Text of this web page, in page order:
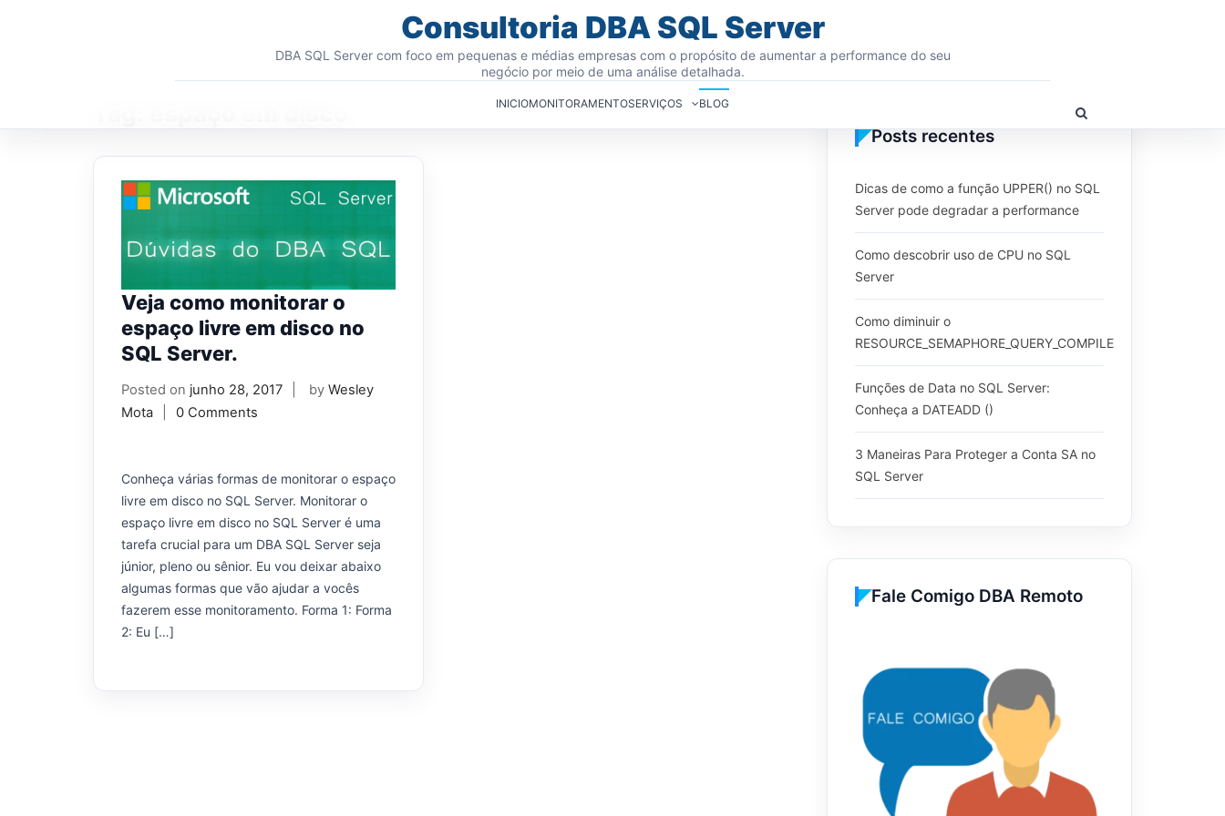
Consultoria DBA SQL Server
DBA SQL Server com foco em pequenas e médias empresas com o propósito de aumentar a performance do seu
negócio por meio de uma análise detalhada.
INICIOMONITORAMENTOSERVIÇOS BLOG
Show
Search
Veja como monitorar o
espaço livre em disco no
SQL Server.
Posted on junho 28, 2017 by Wesley
Mota
0 Comments
Conheça várias formas de monitorar o espaço
livre em disco no SQL Server. Monitorar o
espaço livre em disco no SQL Server é uma
tarefa crucial para um DBA SQL Server seja
júnior, pleno ou sênior. Eu vou deixar abaixo
algumas formas que vão ajudar a vocês
fazerem esse monitoramento. Forma 1: Forma
2: Eu […]
Posts recentes
Dicas de como a função UPPER() no SQL
Server pode degradar a performance
Como descobrir uso de CPU no SQL
Server
Como diminuir o
RESOURCE_SEMAPHORE_QUERY_COMPILE
Funções de Data no SQL Server:
Conheça a DATEADD ()
3 Maneiras Para Proteger a Conta SA no
SQL Server
Fale Comigo DBA Remoto